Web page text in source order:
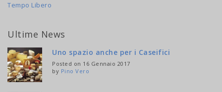
Tempo Libero
Ultime News
Uno spazio anche per i Caseifici
Posted on 16 Gennaio 2017
by Pino Vero